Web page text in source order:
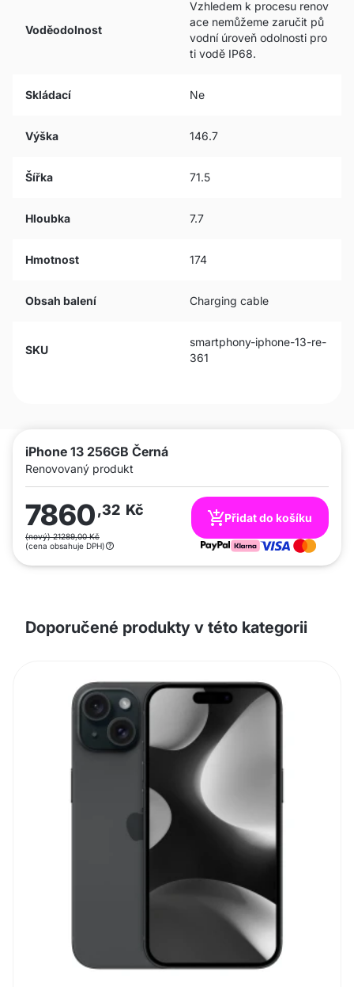
iPhone 13 256GB Černá
Renovovaný produkt
7860,32 Kč
(nový) 21289,00 Kč
(cena obsahuje DPH)
Přidat do košíku
Voděodolnost
Vzhledem k procesu renov
ace nemůžeme zaručit pů
vodní úroveň odolnosti pro
ti vodě IP68.
Skládací Ne
Výška 146.7
Šířka 71.5
Hloubka 7.7
Hmotnost 174
Obsah balení Charging cable
SKU
smartphony-iphone-13-re-
361
Doporučené produkty v této kategorii